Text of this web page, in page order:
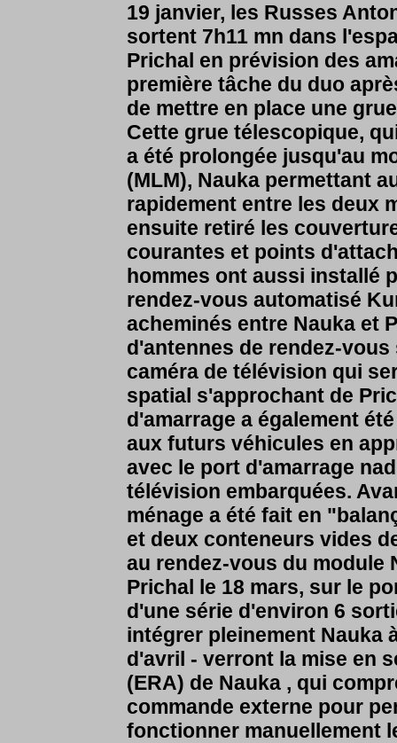
19 janvier, les Russes
sortent 7h11 mn dans
Prichal en prévision des
première tâche du duo
de mettre en place une
Cette grue télescopique,
a été prolongée jusqu'au
(MLM), Nauka permettant
rapidement entre les deux
ensuite retiré les
courantes et points
hommes ont aussi installé
rendez-vous automatisé
acheminés entre Nauka et
d'antennes de rendez-
caméra de télévision qui
spatial s'approchant de
d'amarrage a également
aux futurs véhicules en
avec le port d'amarrage
télévision embarquées.
ménage a été fait en
et deux conteneurs vides
au rendez-vous du module
Prichal le 18 mars, sur le
d'une série d'environ 6
intégrer pleinement Nauka
d'avril - verront la mise en
(ERA) de Nauka , qui
commande externe pour
fonctionner manuellement